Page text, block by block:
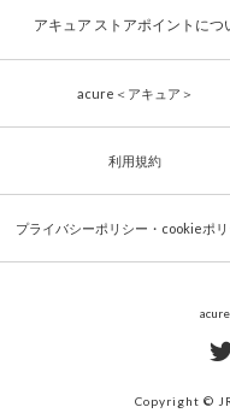
アキュア ストアポイントにつ
acure＜アキュア＞
利用規約
プライバシーポリシー・cookieポ
Copyright ©